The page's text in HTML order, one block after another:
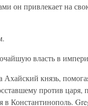
он привлекает на
власть в
Ахайский князь,
против царя,
в Константинополь.